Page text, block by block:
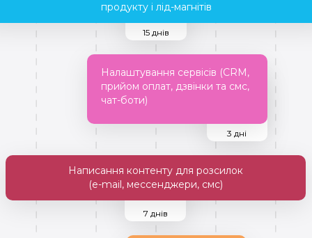
7 днів
3 дні
Написання контенту для розсилок
(e-mail, мессенджери, смс)
продукту і лід-магнітів
Налаштування сервісів (CRM,
прийом оплат, дзвінки та смс,
чат-боти)
15 днів